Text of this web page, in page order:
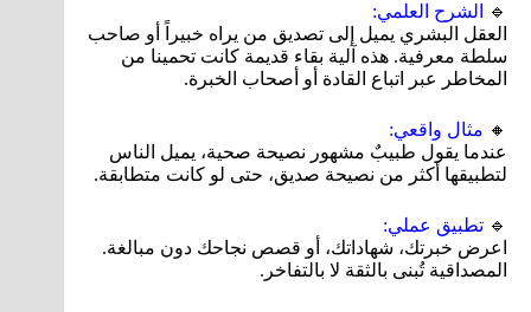
🔹
الشرح العلمي:
العقل البشري يميل إلى تصديق من يراه خبيراً أو صاحب
سلطة معرفية. هذه آلية بقاء قديمة كانت تحمينا من
المخاطر عبر اتباع القادة أو أصحاب الخبرة.
🔸 مثال واقعي:
عندما يقول طبيبٌ مشهور نصيحة صحية، يميل الناس
لتطبيقها أكثر من نصيحة صديق، حتى لو كانت متطابقة.
🔹 تطبيق عملي:
اعرض خبرتك، شهاداتك، أو قصص نجاحك دون مبالغة.
المصداقية تُبنى بالثقة لا بالتفاخر.